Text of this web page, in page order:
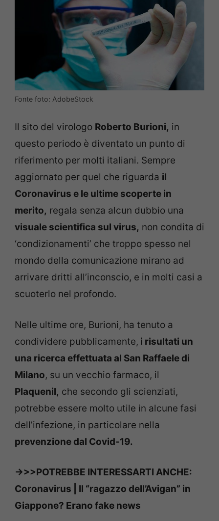
Fonte foto: AdobeStock
Il sito del virologo Roberto Burioni, in
questo periodo è diventato un punto di
riferimento per molti italiani. Sempre
aggiornato per quel che riguarda il
Coronavirus e le ultime scoperte in
merito, regala senza alcun dubbio una
visuale scientifica sul virus, non condita di
‘condizionamenti’ che troppo spesso nel
mondo della comunicazione mirano ad
arrivare dritti all’inconscio, e in molti casi a
scuoterlo nel profondo.
Nelle ultime ore, Burioni, ha tenuto a
condividere pubblicamente, i risultati un
una ricerca effettuata al San Raffaele di
Milano, su un vecchio farmaco, il
Plaquenil, che secondo gli scienziati,
potrebbe essere molto utile in alcune fasi
dell’infezione, in particolare nella
prevenzione dal Covid-19.
->>>POTREBBE INTERESSARTI ANCHE:
Coronavirus | Il “ragazzo dell’Avigan” in
Giappone? Erano fake news